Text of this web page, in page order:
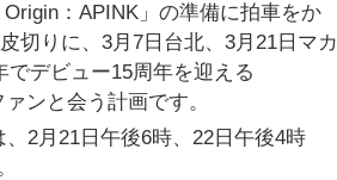
：APINK」の準備に拍車をか
切りに、3月7日台北、3月21日マカ
デビュー15周年を迎える
ンと会う計画です。
2月21日午後6時、22日午後4時